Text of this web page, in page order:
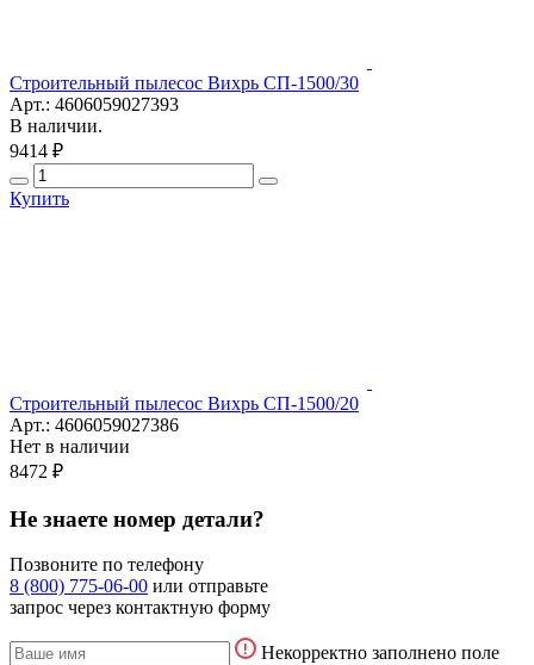
Строительный пылесос Вихрь СП-1500/30
Арт.: 4606059027393
В наличии.
9414 ₽
Купить
Строительный пылесос Вихрь СП-1500/20
Арт.: 4606059027386
Нет в наличии
8472 ₽
Не знаете номер детали?
Позвоните по телефону
8 (800) 775-06-00 или отправьте
запрос через контактную форму
Некорректно заполнено поле